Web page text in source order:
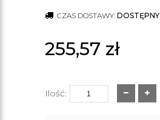
CZAS DOSTAWY: DOSTĘPNY
255,57 zł
Ilość: